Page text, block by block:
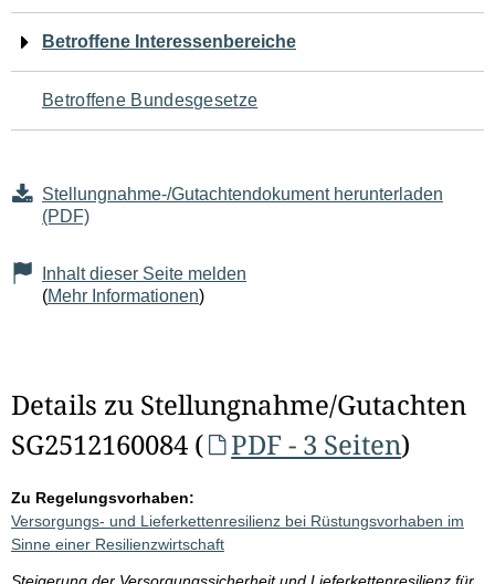
für
den
Seiteninhalt
Betroffene Interessenbereiche
Betroffene Bundesgesetze
Stellungnahme-/Gutachtendokument herunterladen
(PDF)
Inhalt dieser Seite melden
(Mehr Informationen)
Details zu Stellungnahme/Gutachten
SG2512160084 (
PDF - 3 Seiten)
Zu Regelungsvorhaben:
Versorgungs- und Lieferkettenresilienz bei Rüstungsvorhaben im
Sinne einer Resilienzwirtschaft